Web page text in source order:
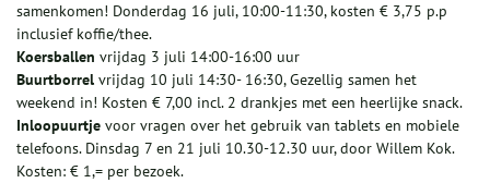
samenkomen! Donderdag 16 juli, 10:00-11:30, kosten € 3,75 p.p
inclusief koffie/thee.
Koersballen vrijdag 3 juli 14:00-16:00 uur
Buurtborrel vrijdag 10 juli 14:30- 16:30, Gezellig samen het
weekend in! Kosten € 7,00 incl. 2 drankjes met een heerlijke snack.
Inloopuurtje voor vragen over het gebruik van tablets en mobiele
telefoons. Dinsdag 7 en 21 juli 10.30-12.30 uur, door Willem Kok.
Kosten: € 1,= per bezoek.